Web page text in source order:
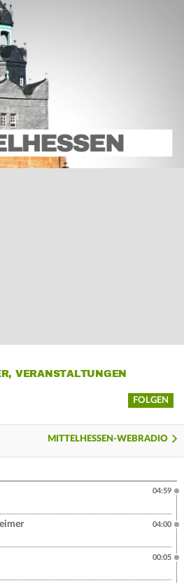
VERANSTALTUNGEN
FOLGEN
MITTELHESSEN-WEBRADIO
04:59
04:00
00:05